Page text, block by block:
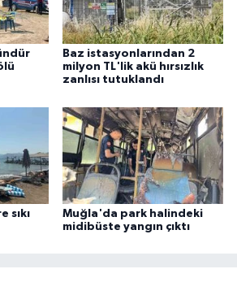
Baz istasyonlarından 2
milyon TL'lik akü hırsızlık
zanlısı tutuklandı
sıkı
Muğla'da park halindeki
midibüste yangın çıktı